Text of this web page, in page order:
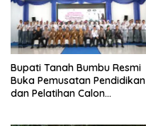
Bupati Tanah Bumbu Resmi
Buka Pemusatan Pendidikan
dan Pelatihan Calon